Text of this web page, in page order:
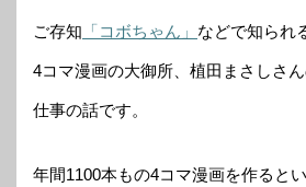
ご存知 「コボちゃん」 などで知られ
4コマ漫画の大御所、植田まさしさ
仕事の話です。
年間1100本もの4コマ漫画を作ると